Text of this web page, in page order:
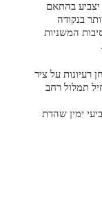
יצביע בהתאם
בנקודה
המשניות
רעיונות על ציר
תמלול רחב
ימין שהדת